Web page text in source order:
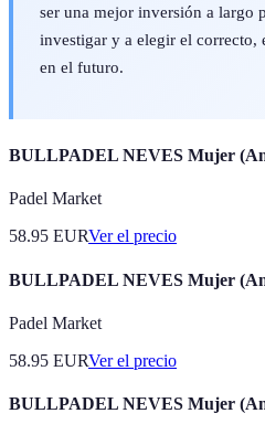
ser una mejor inversión a largo
investigar y a elegir el correcto,
en el futuro.
BULLPADEL NEVES Mujer
Padel Market
58.95 EURVer el precio
BULLPADEL NEVES Mujer
Padel Market
58.95 EURVer el precio
BULLPADEL NEVES Mujer